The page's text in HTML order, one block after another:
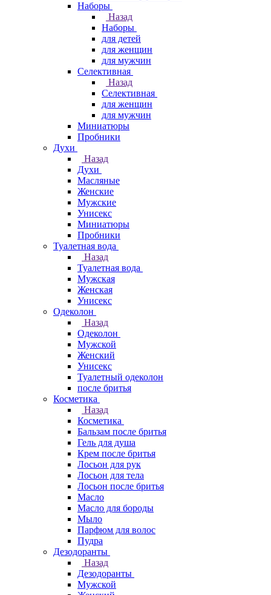
Наборы
Назад
Наборы
для детей
для женщин
для мужчин
Селективная
Назад
Селективная
для женщин
для мужчин
Миниатюры
Пробники
Духи
Назад
Духи
Масляные
Женские
Мужские
Унисекс
Миниатюры
Пробники
Туалетная вода
Назад
Туалетная вода
Мужская
Женская
Унисекс
Одеколон
Назад
Одеколон
Мужской
Женский
Унисекс
Туалетный одеколон
после бритья
Косметика
Назад
Косметика
Бальзам после бритья
Гель для душа
Крем после бритья
Лосьон для рук
Лосьон для тела
Лосьон после бритья
Масло
Масло для бороды
Мыло
Парфюм для волос
Пудра
Дезодоранты
Назад
Дезодоранты
Мужской